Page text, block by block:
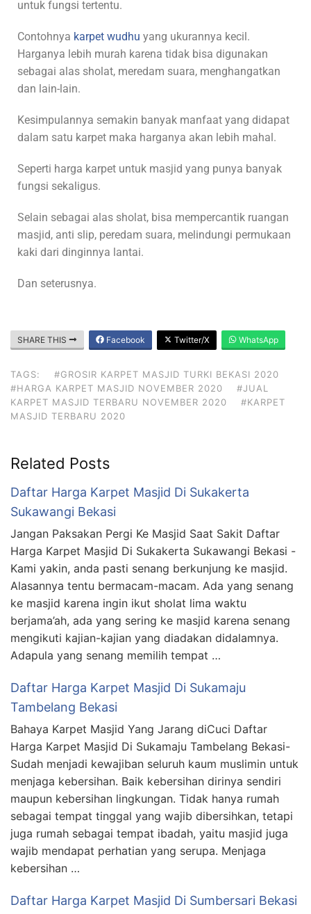
untuk fungsi tertentu.
Contohnya karpet wudhu yang ukurannya kecil.
Harganya lebih murah karena tidak bisa digunakan
sebagai alas sholat, meredam suara, menghangatkan
dan lain-lain.
Kesimpulannya semakin banyak manfaat yang didapat
dalam satu karpet maka harganya akan lebih mahal.
Seperti harga karpet untuk masjid yang punya banyak
fungsi sekaligus.
Selain sebagai alas sholat, bisa mempercantik ruangan
masjid, anti slip, peredam suara, melindungi permukaan
kaki dari dinginnya lantai.
Dan seterusnya.
SHARE THIS Facebook Twitter/X WhatsApp
TAGS:
#GROSIR KARPET MASJID TURKI BEKASI 2020
#HARGA KARPET MASJID NOVEMBER 2020
#JUAL
KARPET MASJID TERBARU NOVEMBER 2020
#KARPET
MASJID TERBARU 2020
Related Posts
Daftar Harga Karpet Masjid Di Sukakerta
Sukawangi Bekasi
Jangan Paksakan Pergi Ke Masjid Saat Sakit Daftar
Harga Karpet Masjid Di Sukakerta Sukawangi Bekasi -
Kami yakin, anda pasti senang berkunjung ke masjid.
Alasannya tentu bermacam-macam. Ada yang senang
ke masjid karena ingin ikut sholat lima waktu
berjama’ah, ada yang sering ke masjid karena senang
mengikuti kajian-kajian yang diadakan didalamnya.
Adapula yang senang memilih tempat …
Daftar Harga Karpet Masjid Di Sukamaju
Tambelang Bekasi
Bahaya Karpet Masjid Yang Jarang diCuci Daftar
Harga Karpet Masjid Di Sukamaju Tambelang Bekasi-
Sudah menjadi kewajiban seluruh kaum muslimin untuk
menjaga kebersihan. Baik kebersihan dirinya sendiri
maupun kebersihan lingkungan. Tidak hanya rumah
sebagai tempat tinggal yang wajib dibersihkan, tetapi
juga rumah sebagai tempat ibadah, yaitu masjid juga
wajib mendapat perhatian yang serupa. Menjaga
kebersihan …
Daftar Harga Karpet Masjid Di Sumbersari Bekasi